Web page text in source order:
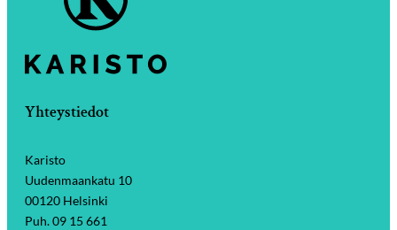
Yhteystiedot
Karisto
Uudenmaankatu 10
00120 Helsinki
Puh. 09 15 661